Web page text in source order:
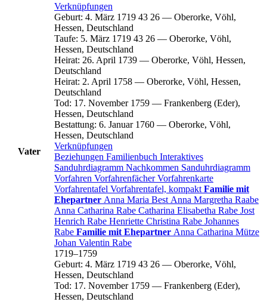
Vater
Verknüpfungen
Geburt: 4. März 1719 43 26 — Oberorke, Vöhl,
Hessen, Deutschland
Taufe: 5. März 1719 43 26 — Oberorke, Vöhl,
Hessen, Deutschland
Heirat: 26. April 1739 — Oberorke, Vöhl, Hessen,
Deutschland
Heirat: 2. April 1758 — Oberorke, Vöhl, Hessen,
Deutschland
Tod: 17. November 1759 — Frankenberg (Eder),
Hessen, Deutschland
Bestattung: 6. Januar 1760 — Oberorke, Vöhl,
Hessen, Deutschland
Verknüpfungen
Beziehungen Familienbuch Interaktives
Sanduhrdiagramm Nachkommen Sanduhrdiagramm
Vorfahren VorfahrenfächerVorfahrenkarte
Vorfahrentafel Vorfahrentafel, kompakt Familie mit
Ehepartner Anna Maria Best Anna Margretha Raabe
Anna Catharina Rabe Catharina Elisabetha Rabe Jost
Henrich Rabe Henriette Christina Rabe Johannes
Rabe Familie mit Ehepartner Anna Catharina Mütze
Johan Valentin Rabe
1719–1759
Geburt: 4. März 1719 43 26 — Oberorke, Vöhl,
Hessen, Deutschland
Tod: 17. November 1759 — Frankenberg (Eder),
Hessen, Deutschland